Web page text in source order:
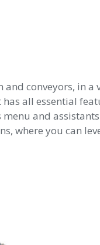
and conveyors, in
all essential
and
where you can